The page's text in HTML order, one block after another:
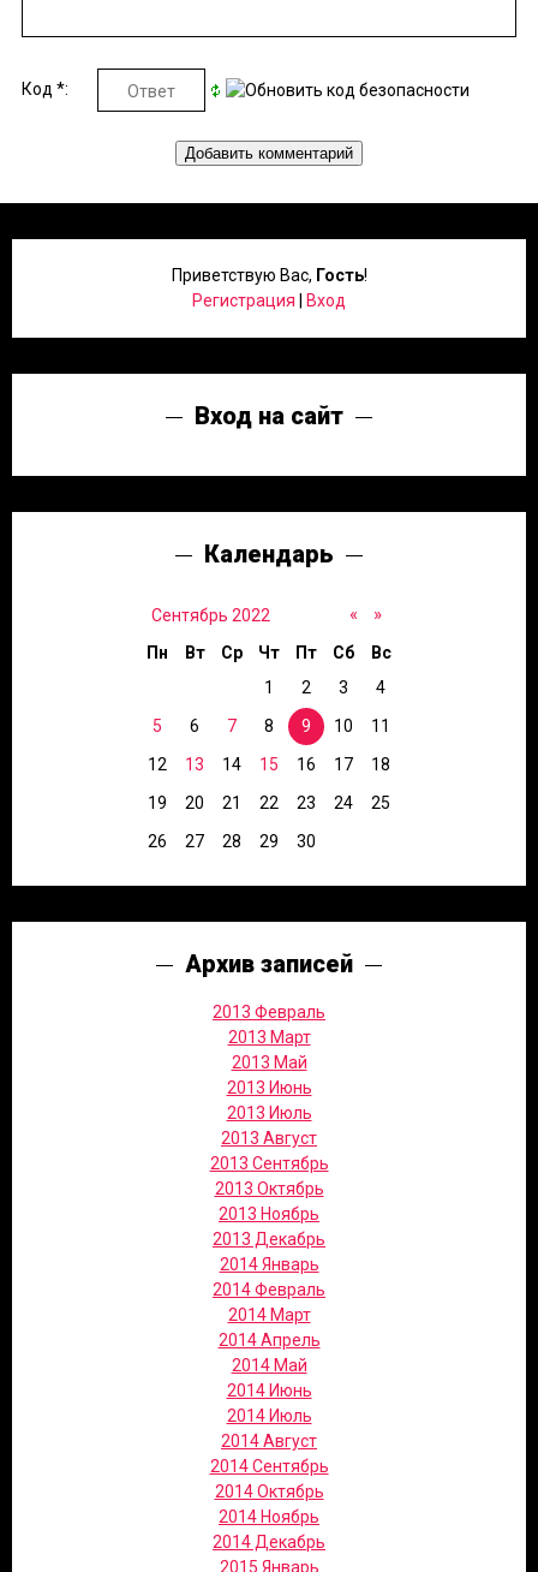
Код *:
Приветствую Вас, Гость!
Регистрация
Вход
Вход на сайт
Календарь
«
Сентябрь 2022 »
Пн Вт Ср Чт Пт Сб
Вс
1
2 3
4
5
6 7 8 9 10
11
12
13 14 15 16 17
18
19
20 21 22 23 24
25
26
27 28 29 30
Архив записей
2013 Февраль
2013 Март
2013 Май
2013 Июнь
2013 Июль
2013 Август
2013 Сентябрь
2013 Октябрь
2013 Ноябрь
2013 Декабрь
2014 Январь
2014 Февраль
2014 Март
2014 Апрель
2014 Май
2014 Июнь
2014 Июль
2014 Август
2014 Сентябрь
2014 Октябрь
2014 Ноябрь
2014 Декабрь
2015 Январь